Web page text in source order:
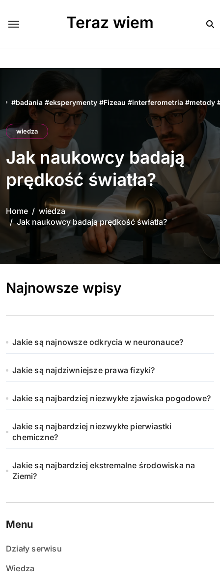
content
Teraz wiem
#badania #eksperymenty #Fizeau #interferometria #metody
wiedza
Jak naukowcy badają
prędkość światła?
Home
wiedza
Jak naukowcy badają prędkość światła?
Najnowsze wpisy
Jakie są najnowsze odkrycia w neuronauce?
Jakie są najdziwniejsze prawa fizyki?
Jakie są najbardziej niezwykłe zjawiska pogodowe?
Jakie są najbardziej niezwykłe pierwiastki
chemiczne?
Jakie są najbardziej ekstremalne środowiska na
Ziemi?
Menu
Działy serwisu
Wiedza